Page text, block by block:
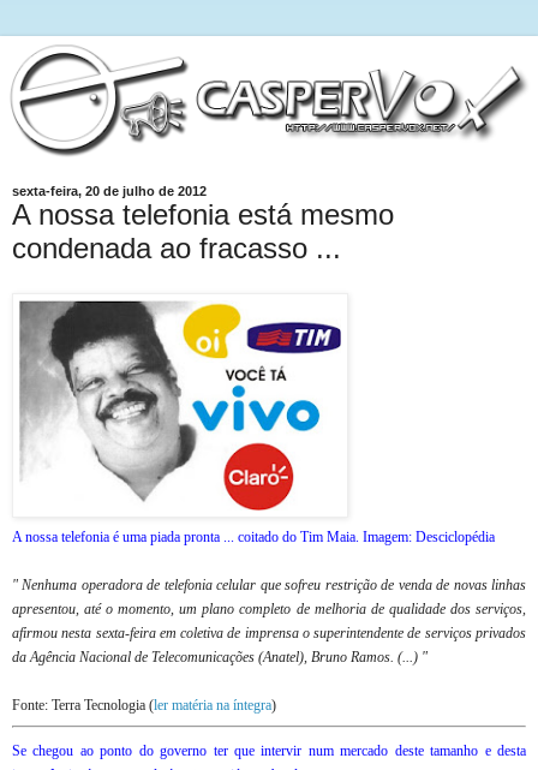
sexta-feira, 20 de julho de 2012
A nossa telefonia está mesmo
condenada ao fracasso ...
A nossa telefonia é uma piada pronta ... coitado do Tim Maia. Imagem: Desciclopédia
" Nenhuma operadora de telefonia celular que sofreu restrição de venda de novas linhas
apresentou, até o momento, um plano completo de melhoria de qualidade dos serviços,
afirmou nesta sexta-feira em coletiva de imprensa o superintendente de serviços privados
da Agência Nacional de Telecomunicações (Anatel), Bruno Ramos. (...) "
Fonte: Terra Tecnologia (ler matéria na íntegra)
Se chegou ao ponto do governo ter que intervir num mercado deste tamanho e desta